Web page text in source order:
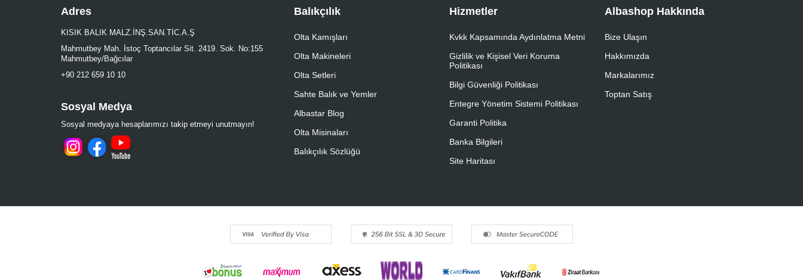
Adres
KISIK BALIK MALZ.İNŞ.SAN.TİC.A.Ş
Mahmutbey Mah. İstoç Toptancılar Sit. 2419. Sok. No:155
Mahmutbey/Bağcılar
+90 212 659 10 10
Sosyal Medya
Sosyal medyaya hesaplarımızı takip etmeyi unutmayın!
Balıkçılık
Olta Kamışları
Olta Makineleri
Olta Setleri
Sahte Balık ve Yemler
Albastar Blog
Olta Misinaları
Balıkçılık Sözlüğü
Hizmetler
Kvkk Kapsamında Aydınlatma Metni
Gizlilik ve Kişisel Veri Koruma
Politikası
Bilgi Güvenliği Politikası
Entegre Yönetim Sistemi Politikası
Garanti Politika
Banka Bilgileri
Site Haritası
Albashop Hakkında
Bize Ulaşın
Hakkımızda
Markalarımız
Toptan Satış